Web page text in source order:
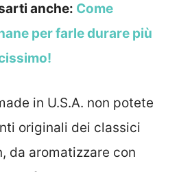
anche: Come
per farle durare più
in U.S.A. non potete
originali dei classici
da aromatizzare con